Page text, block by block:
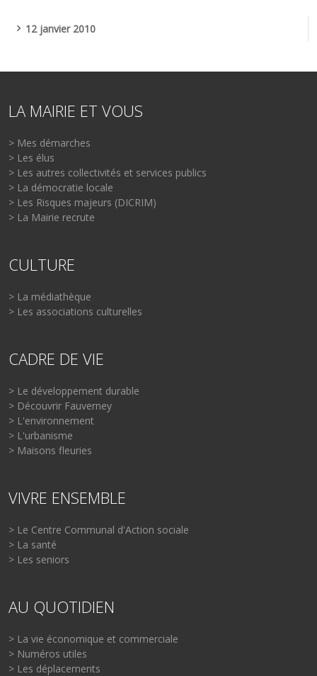
12 janvier 2010
LA MAIRIE ET VOUS
> Mes démarches
> Les élus
> Les autres collectivités et services publics
> La démocratie locale
> Les Risques majeurs (DICRIM)
> La Mairie recrute
CULTURE
> La médiathèque
> Les associations culturelles
CADRE DE VIE
> Le développement durable
> Découvrir Fauverney
> L'environnement
> L'urbanisme
> Maisons fleuries
VIVRE ENSEMBLE
> Le Centre Communal d'Action sociale
> La santé
> Les seniors
AU QUOTIDIEN
> La vie économique et commerciale
> Numéros utiles
> Les déplacements